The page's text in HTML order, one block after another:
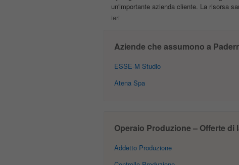
un'importante azienda cliente. La risorsa
ieri
Aziende che assumono a
ESSE-M Studio
Atena Spa
Operaio Produzione – Offerte
Addetto Produzione